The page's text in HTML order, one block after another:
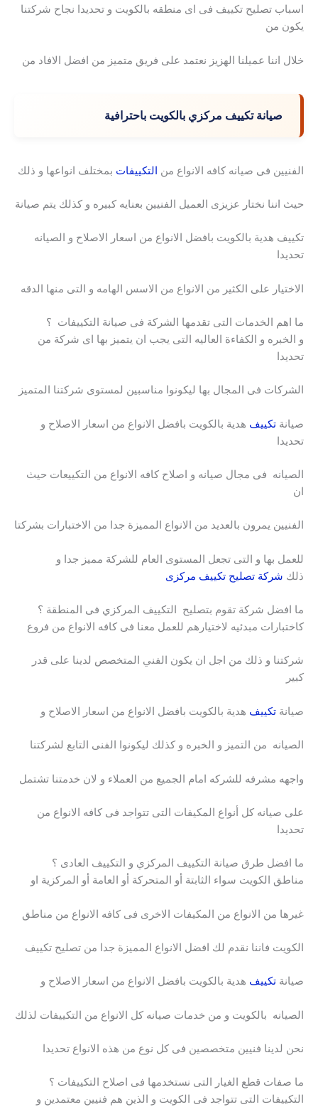
اسباب تصليح تكييف فى اى منطقه بالكويت و تحديدا نجاح شركتنا
يكون من
خلال اننا عميلنا الهزيز نعتمد على فريق متميز من افضل الافاد من
صيانة تكييف مركزي بالكويت باحترافية
الفنيين فى صيانه كافه الانواع من التكييفات بمختلف انواعها و ذلك
حيث اننا نختار عزيزى العميل الفنيين بعنايه كبيره و كذلك يتم صيانة
تكييف هدية بالكويت بافضل الانواع من اسعار الاصلاح و الصيانه
تحديدا
الاختيار على الكثير من الانواع من الاسس الهامه و التى منها الدقه
ما اهم الخدمات التى تقدمها الشركة فى صيانة التكييفات ؟
و الخبره و الكفاءة العاليه التى يجب ان يتميز بها اى شركة من
تحديدا
الشركات فى المجال بها ليكونوا مناسبين لمستوى شركتنا المتميز
صيانة تكييف هدية بالكويت بافضل الانواع من اسعار الاصلاح و
تحديدا
الصيانه فى مجال صيانه و اصلاح كافه الانواع من التكييعات حيث
ان
الفنيين يمرون بالعديد من الانواع المميزة جدا من الاختبارات بشركتا
للعمل بها و التى تجعل المستوى العام للشركة مميز جدا و
ذلك شركة تصليح تكييف مركزى
ما افضل شركة تقوم بتصليح التكييف المركزي فى المنطقة ؟
كاختبارات مبدئيه لاختيارهم للعمل معنا فى كافه الانواع من فروع
شركتنا و ذلك من اجل ان يكون الفني المتخصص لدينا على قدر
كبير
صيانة تكييف هدية بالكويت بافضل الانواع من اسعار الاصلاح و
الصيانه من التميز و الخبره و كذلك ليكونوا الفنى التابع لشركتنا
واجهه مشرفه للشركه امام الجميع من العملاء و لان خدمتنا تشتمل
على صيانه كل أنواع المكيفات التى تتواجد فى كافه الانواع من
تحديدا
ما افضل طرق صيانة التكييف المركزي و التكييف العادى ؟
مناطق الكويت سواء الثابتة أو المتحركة أو العامة أو المركزية او
غيرها من الانواع من المكيفات الاخرى فى كافه الانواع من مناطق
الكويت فاننا نقدم لك افضل الانواع المميزة جدا من تصليح تكييف
صيانة تكييف هدية بالكويت بافضل الانواع من اسعار الاصلاح و
الصيانه بالكويت و من خدمات صيانه كل الانواع من التكييفات لذلك
نحن لدينا فنيين متخصصين فى كل نوع من هذه الانواع تحديدا
ما صفات قطع الغيار التى نستخدمها فى اصلاح التكييفات ؟
التكييفات التى تتواجد فى الكويت و الذين هم فنيين معتمدين و